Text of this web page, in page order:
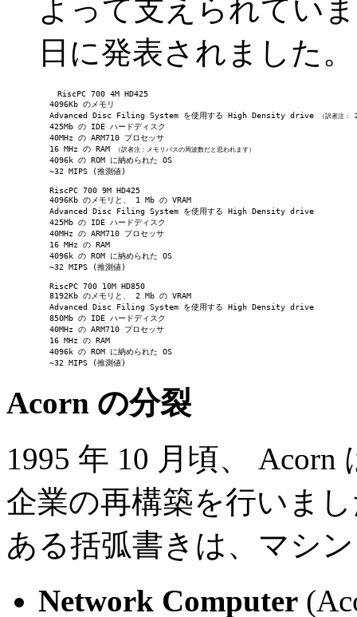
よって支えられてい
日に発表されました。
RiscPC 700 4M HD425
         4096Kb のメモリ
         Advanced Disc Filing System を使用する High Density drive
（訳者注：
         425Mb の IDE ハードディスク
         40MHz の ARM710 プロセッサ
         16 MHz の RAM
（訳者注：メモリバスの周波数だと思われます）
         4096k の ROM に納められた OS
         ~32 MIPS (推測値)
         RiscPC 700 9M HD425
         4096Kb のメモリと、 1 Mb の VRAM
         Advanced Disc Filing System を使用する High Density drive
         425Mb の IDE ハードディスク
         40MHz の ARM710 プロセッサ
         16 MHz の RAM
         4096k の ROM に納められた OS
         ~32 MIPS (推測値)
         RiscPC 700 10M HD850
         8192Kb のメモリと、 2 Mb の VRAM
         Advanced Disc Filing System を使用する High Density drive
         850Mb の IDE ハードディスク
         40MHz の ARM710 プロセッサ
         16 MHz の RAM
         4096k の ROM に納められた OS
         ~32 MIPS (推測値)
Acorn の分裂
1995 年 10 月頃、
企業の再構築を行いま
ある括弧書きは、マシ
Network Computer